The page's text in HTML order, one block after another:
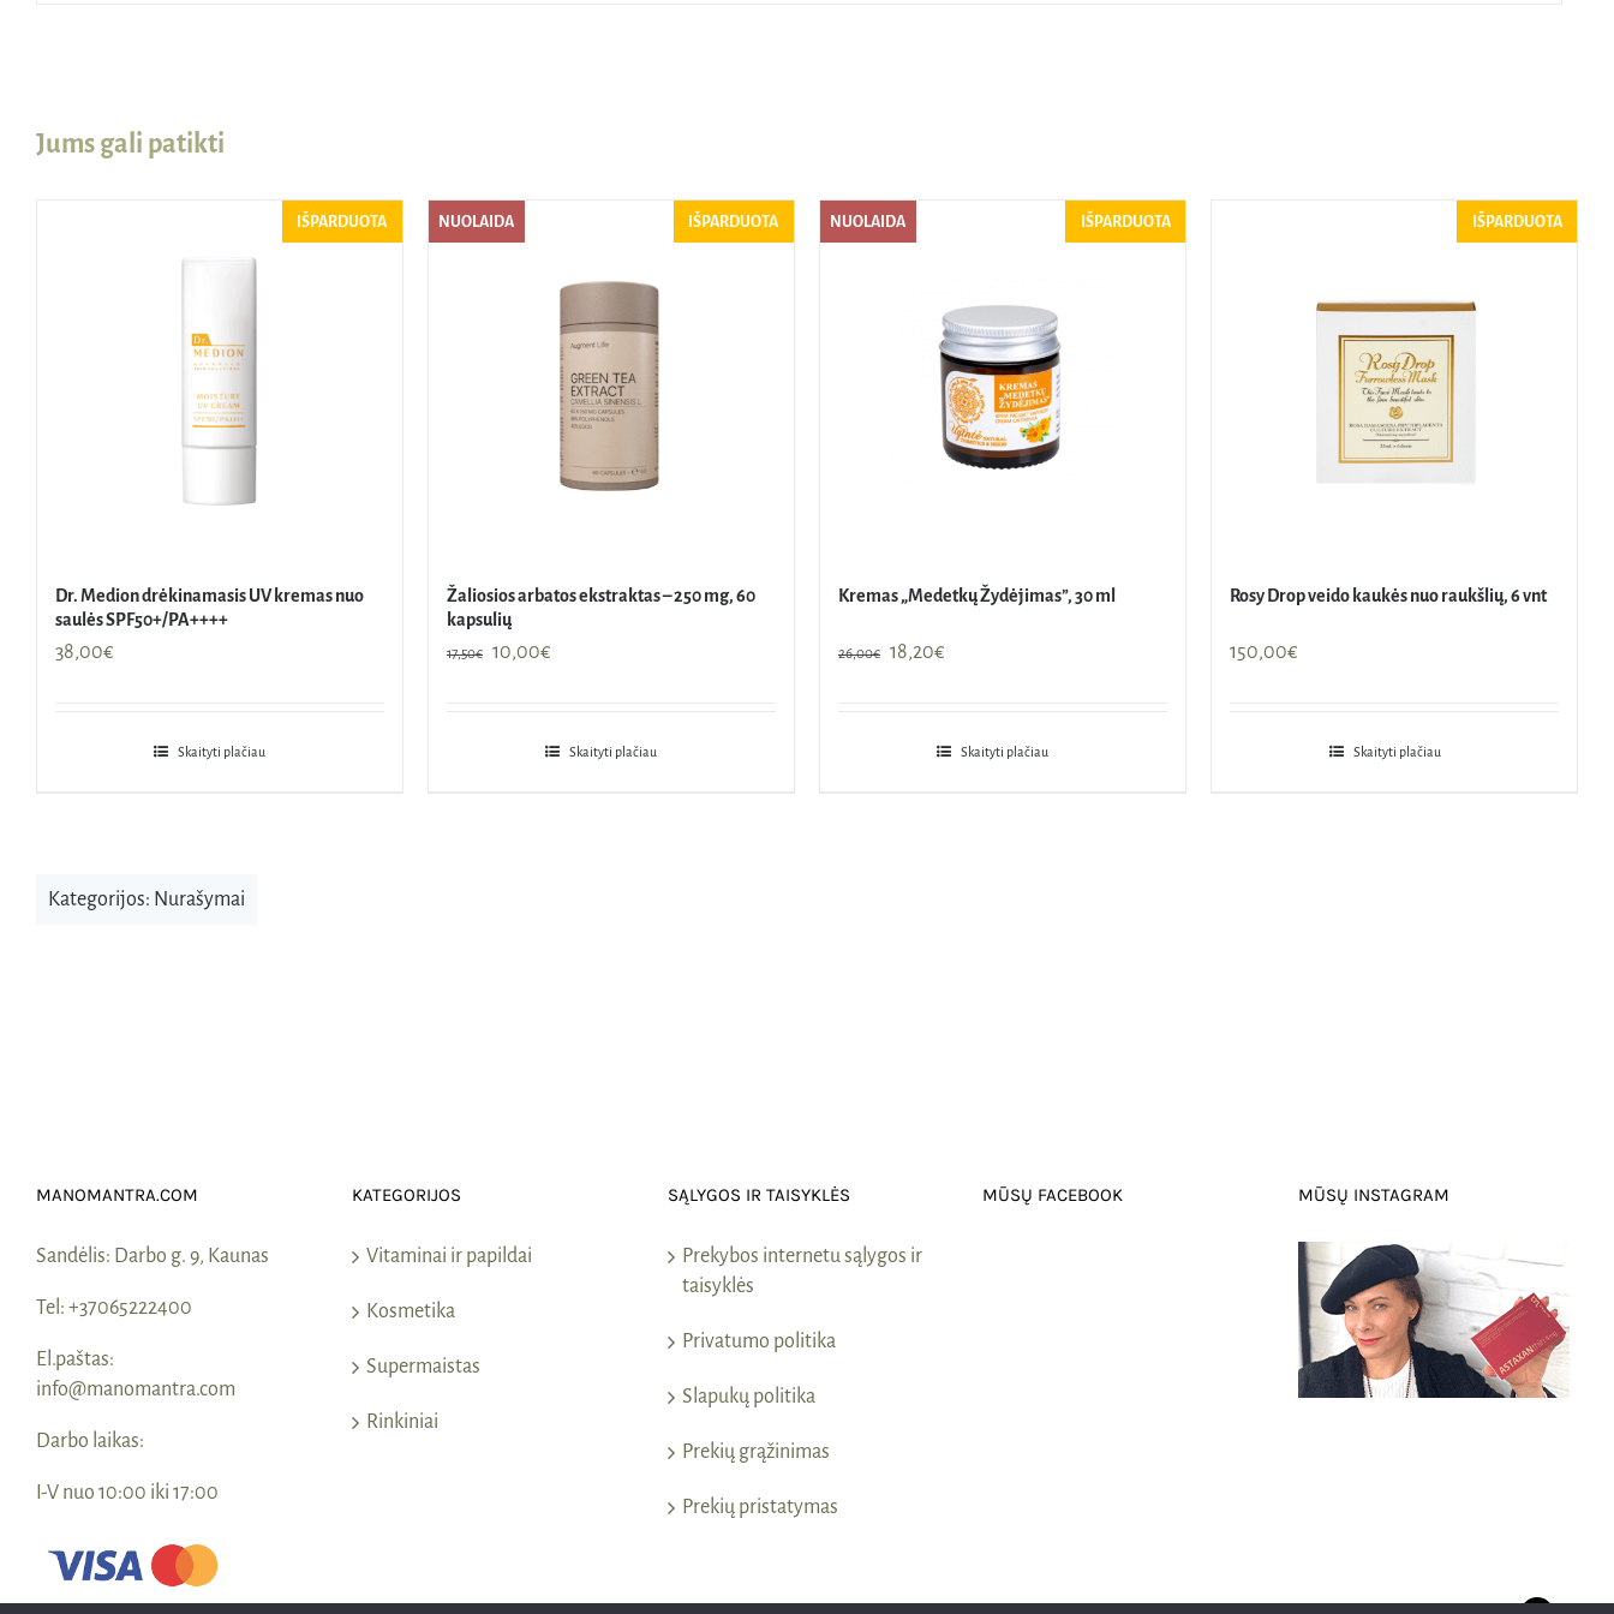
Jums gali patikti
IŠPARDUOTA
Dr. Medion drėkinamasis UV kremas nuo
saulės SPF50+/PA++++
38,00€
Skaityti plačiau
NUOLAIDA IŠPARDUOTA
Žaliosios arbatos ekstraktas – 250 mg, 60
kapsulių
17,50€
Original
17,50€.
10,00€Current
10,00€.
Skaityti plačiau
NUOLAIDA IŠPARDUOTA
Kremas „Medetkų Žydėjimas”, 30 ml
26,00€
Original
26,00€.
18,20€Current
18,20€.
Skaityti plačiau
IŠPARDUOTA
Rosy Drop veido kaukės nuo raukšlių, 6 vnt
150,00€
Skaityti plačiau
Kategorijos: Nurašymai
MANOMANTRA.COM
Sandėlis: Darbo g. 9, Kaunas
Tel: +37065222400
El.paštas:
info@manomantra.com
Darbo laikas:
I-V nuo 10:00 iki 17:00
KATEGORIJOS
Vitaminai ir papildai
Kosmetika
Supermaistas
Rinkiniai
SĄLYGOS IR TAISYKLĖS
Prekybos internetu sąlygos ir
taisyklės
Privatumo politika
Slapukų politika
Prekių grąžinimas
Prekių pristatymas
MŪSŲ FACEBOOK MŪSŲ INSTAGRAM